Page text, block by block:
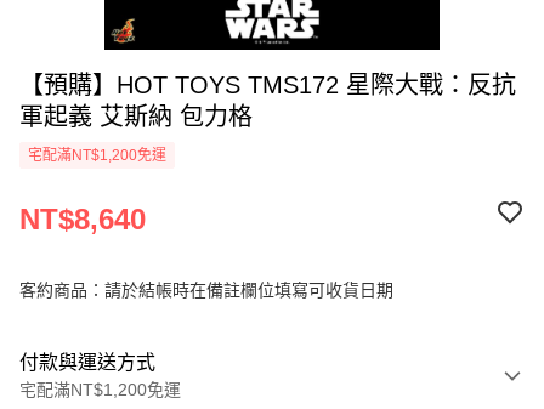
【預購】HOT TOYS TMS172 星際大戰：反抗
軍起義 艾斯納 包力格
宅配滿NT$1,200免運
NT$8,640
客約商品：請於結帳時在備註欄位填寫可收貨日期
付款與運送方式
宅配滿NT$1,200免運